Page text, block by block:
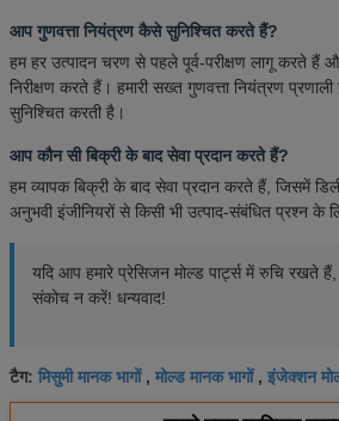
आप गुणवत्ता नियंत्रण कैसे सुनिश्चित करते हैं?
हम हर उत्पादन चरण से पहले पूर्व-परीक्षण लागू करते हैं
निरीक्षण करते हैं। हमारी सख्त गुणवत्ता नियंत्रण प्रणाली
सुनिश्चित करती है।
आप कौन सी बिक्री के बाद सेवा प्रदान करते हैं?
हम व्यापक बिक्री के बाद सेवा प्रदान करते हैं, जिसमें
अनुभवी इंजीनियरों से किसी भी उत्पाद-संबंधित प्रश्न के
यदि आप हमारे प्रेसिजन मोल्ड पार्ट्स में रुचि रखते
संकोच न करें! धन्यवाद!
टैग: मिसुमी मानक भागों, मोल्ड मानक भागों, इंजेक्शन